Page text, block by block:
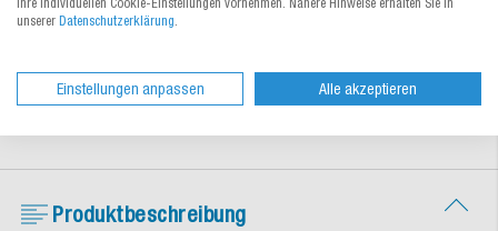
Schnelle Lieferung
lieferbar oder zum Wunschtermin
Produktbeschreibung
Ihre individuellen Cookie-Einstellungen vornehmen. Nähere Hinweise erhalten Sie in
unserer Datenschutzerklärung.
Einstellungen anpassen Alle akzeptieren